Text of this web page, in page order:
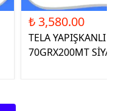
₺ 3,580.00
TELA YAPIŞKANLI
70GRX200MT